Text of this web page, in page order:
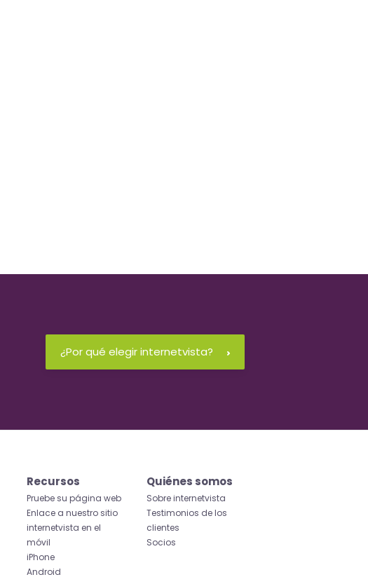
¿Por qué elegir internetvista?
Recursos
Pruebe su página web
Enlace a nuestro sitio
internetvista en el
móvil
iPhone
Android
Quiénes somos
Sobre internetvista
Testimonios de los
clientes
Socios